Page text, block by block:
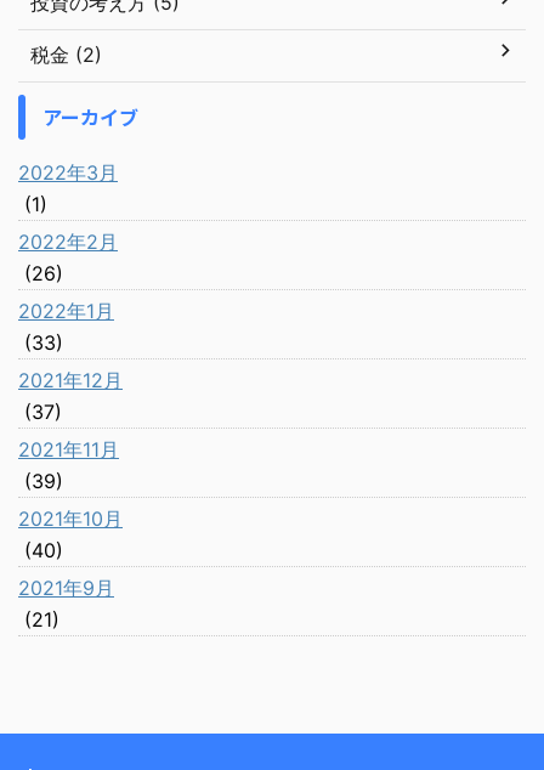
税金 (2)
アーカイブ
2022年3月
(1)
2022年2月
(26)
2022年1月
(33)
2021年12月
(37)
2021年11月
(39)
2021年10月
(40)
2021年9月
(21)